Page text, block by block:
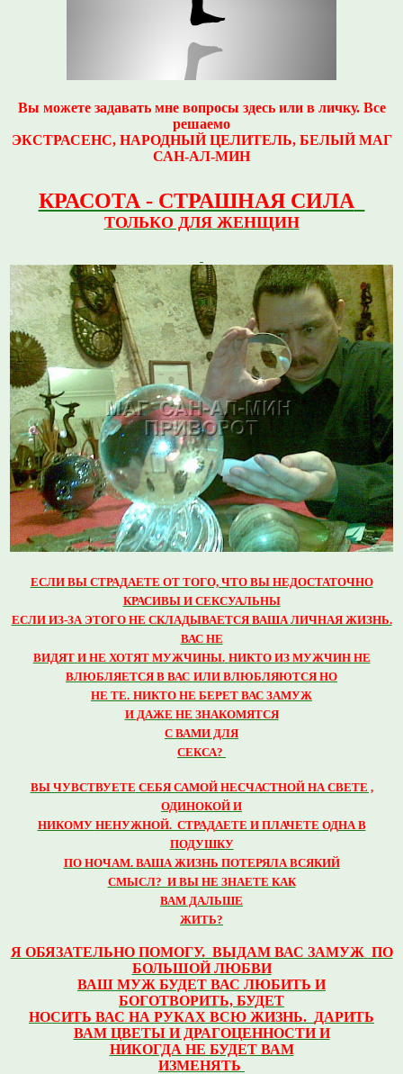
Вы можете задавать мне вопросы здесь или в личку. Все
решаемо
ЭКСТРАСЕНС, НАРОДНЫЙ ЦЕЛИТЕЛЬ, БЕЛЫЙ МАГ
САН-АЛ-МИН
КРАСОТА - СТРАШНАЯ СИЛА
ТОЛЬКО ДЛЯ ЖЕНЩИН
ЕСЛИ ВЫ СТРАДАЕТЕ ОТ ТОГО, ЧТО ВЫ НЕДОСТАТОЧНО
КРАСИВЫ И СЕКСУАЛЬНЫ
ЕСЛИ ИЗ-ЗА ЭТОГО НЕ СКЛАДЫВАЕТСЯ ВАША ЛИЧНАЯ ЖИЗНЬ.
ВАС НЕ
ВИДЯТ И НЕ ХОТЯТ МУЖЧИНЫ. НИКТО ИЗ МУЖЧИН НЕ
ВЛЮБЛЯЕТСЯ В ВАС ИЛИ ВЛЮБЛЯЮТСЯ НО
НЕ ТЕ. НИКТО НЕ БЕРЕТ ВАС ЗАМУЖ
И ДАЖЕ НЕ ЗНАКОМЯТСЯ
С ВАМИ ДЛЯ
СЕКСА?
ВЫ ЧУВСТВУЕТЕ СЕБЯ САМОЙ НЕСЧАСТНОЙ НА СВЕТЕ ,
ОДИНОКОЙ И
НИКОМУ НЕНУЖНОЙ. СТРАДАЕТЕ И ПЛАЧЕТЕ ОДНА В
ПОДУШКУ
ПО НОЧАМ. ВАША ЖИЗНЬ ПОТЕРЯЛА ВСЯКИЙ
СМЫСЛ? И ВЫ НЕ ЗНАЕТЕ КАК
ВАМ ДАЛЬШЕ
ЖИТЬ?
Я ОБЯЗАТЕЛЬНО ПОМОГУ.ВЫДАМ ВАС ЗАМУЖ ПО
БОЛЬШОЙ ЛЮБВИ
ВАШ МУЖ БУДЕТ ВАС ЛЮБИТЬ И
БОГОТВОРИТЬ, БУДЕТ
НОСИТЬ ВАС НА РУКАХ ВСЮ ЖИЗНЬ. ДАРИТЬ
ВАМ ЦВЕТЫ И ДРАГОЦЕННОСТИИ
НИКОГДА НЕ БУДЕТ ВАМ
ИЗМЕНЯТЬ